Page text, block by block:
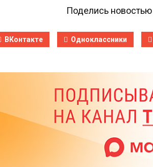
Поделись
ВКонтакте Одноклассники